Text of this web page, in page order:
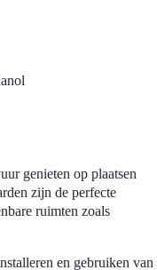
genieten op plaatsen
zijn de perfecte
ruimten zoals
en gebruiken van